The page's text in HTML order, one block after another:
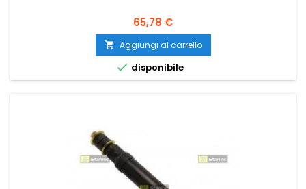
Prezzo
65,78 €
 Aggiungi al carrello
 disponibile